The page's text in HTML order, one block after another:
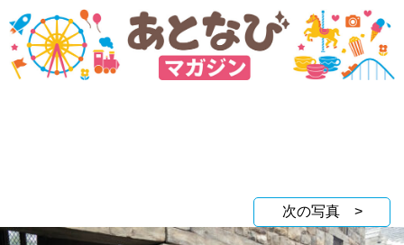
次の写真 >